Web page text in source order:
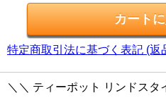
特定商取引法に基づく表記 (返
＼＼ ティーポット リンドスタ